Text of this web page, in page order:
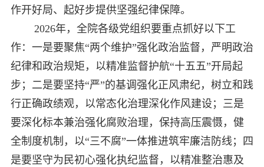
作开好局、起好步提供坚强纪律保障。
2026年，全院各级党组织要重点抓好以下工
作：一是要聚焦“两个维护”强化政治监督，严明政治
纪律和政治规矩，以精准监督护航“十五五”开局起
步；二是要坚持“严”的基调强化正风肃纪，树立和践
行正确政绩观，以常态化治理深化作风建设；三是
要深化标本兼治强化腐败治理，保持高压震慑，健
全制度机制，以“三不腐”一体推进筑牢廉洁防线；四
是要坚守为民初心强化执纪监督，以精准整治惠及